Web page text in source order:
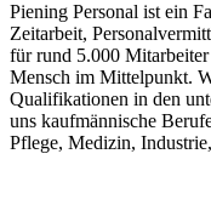
Piening Personal ist ein
Zeitarbeit,
für rund 5.000
Mensch im Mittelpunkt.
Qualifikationen in den
uns kaufmännische
Pflege, Medizin,